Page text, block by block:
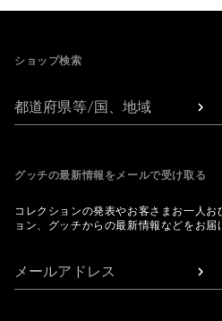
ショップ検索
都道府県等/国、地域
グッチの最新情報をメールで受け取る
コレクションの発表やお客さまお一人
ョン、グッチからの最新情報などをお届
メールアドレス